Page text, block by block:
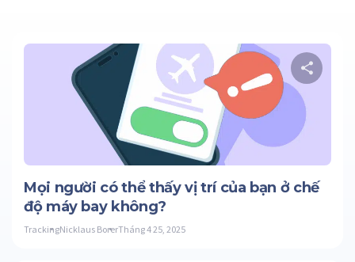
Twitter
Mọi người có thể thấy vị trí của bạn ở chế
độ máy bay không?
TrackingNicklaus BorerTháng 4 25, 2025